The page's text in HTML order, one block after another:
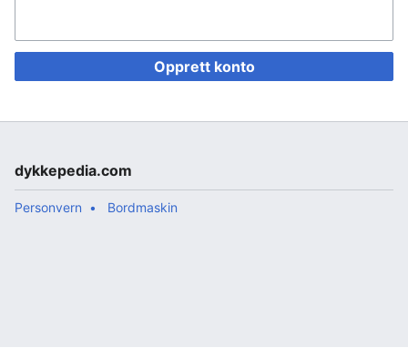
Opprett konto
dykkepedia.com
Personvern Bordmaskin